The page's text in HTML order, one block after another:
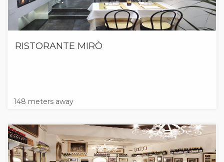
RISTORANTE MIRÒ
148 meters away